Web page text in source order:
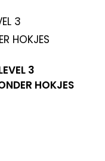
3
HOKJES